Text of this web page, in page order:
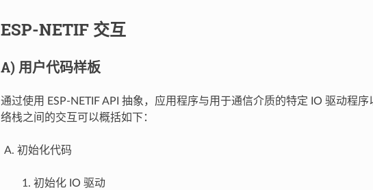
ESP-NETIF 交互
A) 用户代码样板
通过使用 ESP-NETIF API 抽象，应用程序与用于通信介质的特定 IO 驱动程序
络栈之间的交互可以概括如下：
初始化代码
初始化 IO 驱动